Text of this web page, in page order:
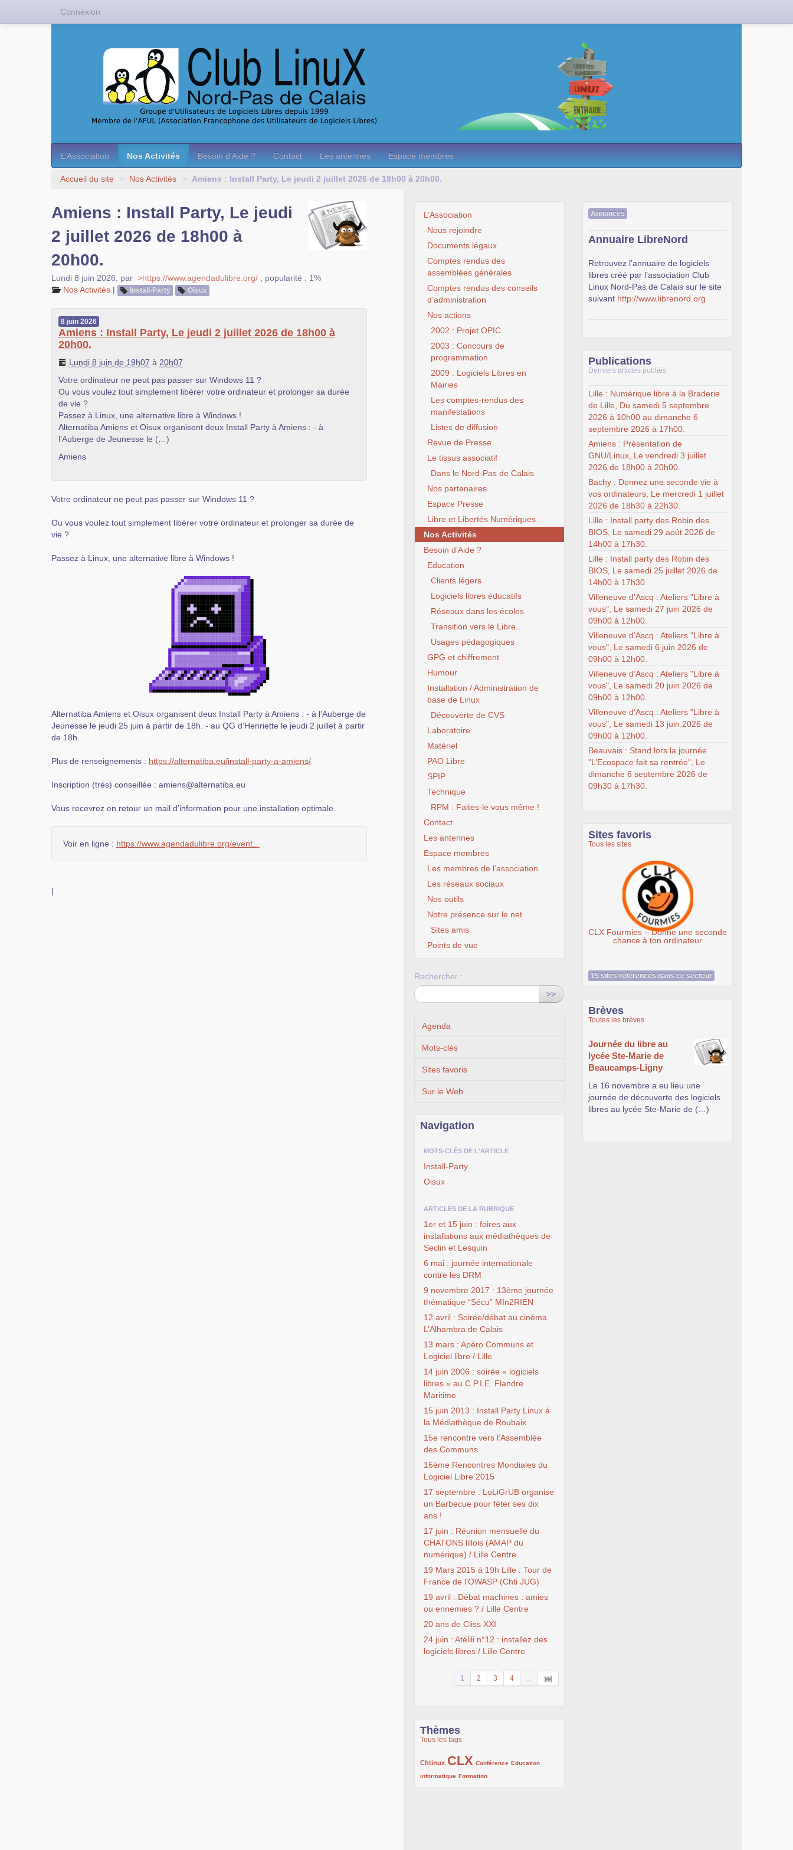
L’Association Nos Activités Besoin d’Aide ? Contact Les antennes Espace membres
Accueil du site > Nos Activités > Amiens : Install Party, Le jeudi 2 juillet 2026 de 18h00 à 20h00.
Amiens : Install Party, Le jeudi
2 juillet 2026 de 18h00 à
20h00.
Lundi 8 juin 2026 par >https://www.agendadulibre.org/
popularité : 1%
Nos Activités | Install-Party Oisux
8 juin 2026
Amiens : Install Party, Le jeudi 2 juillet 2026 de 18h00 à
20h00.
Lundi 8 juin de 19h07 à 20h07
Votre ordinateur ne peut pas passer sur Windows 11 ?
Ou vous voulez tout simplement libérer votre ordinateur et prolonger sa durée
de vie ?
Passez à Linux, une alternative libre à Windows !
Alternatiba Amiens et Oisux organisent deux Install Party à Amiens : - à
l’Auberge de Jeunesse le (…)
Amiens
Votre ordinateur ne peut pas passer sur Windows 11 ?
Ou vous voulez tout simplement libérer votre ordinateur et prolonger sa durée de
vie ?
Passez à Linux, une alternative libre à Windows !
Alternatiba Amiens et Oisux organisent deux Install Party à Amiens : - à l’Auberge de
Jeunesse le jeudi 25 juin à partir de 18h. - au QG d’Henriette le jeudi 2 juillet à partir
de 18h.
Plus de renseignements : https://alternatiba.eu/install-party-a-amiens/
Inscription (très) conseillée : amiens@alternatiba.eu
Vous recevrez en retour un mail d’information pour une installation optimale.
Voir en ligne : https://www.agendadulibre.org/event...
|
L’Association
Nous rejoindre
Documents légaux
Comptes rendus des
assemblées générales
Comptes rendus des conseils
d’administration
Nos actions
2002 : Projet OPIC
2003 : Concours de
programmation
2009 : Logiciels Libres en
Mairies
Les comptes-rendus des
manifestations
Listes de diffusion
Revue de Presse
Le tissus associatif
Dans le Nord-Pas de Calais
Nos partenaires
Espace Presse
Libre et Libertés Numériques
Nos Activités
Besoin d’Aide ?
Education
Clients légers
Logiciels libres éducatifs
Réseaux dans les écoles
Transition vers le Libre...
Usages pédagogiques
GPG et chiffrement
Humour
Installation / Administration de
base de Linux
Découverte de CVS
Laboratoire
Matériel
PAO Libre
SPIP
Technique
RPM : Faites-le vous même !
Contact
Les antennes
Espace membres
Les membres de l’association
Les réseaux sociaux
Nos outils
Notre présence sur le net
Sites amis
Points de vue
Rechercher :
>>
Agenda
Mots-clés
Sites favoris
Sur le Web
Navigation
MOTS-CLÉS DE L'ARTICLE
Install-Party
Oisux
ARTICLES DE LA RUBRIQUE
1er et 15 juin : foires aux
installations aux médiathèques de
Seclin et Lesquin
6 mai : journée internationale
contre les DRM
9 novembre 2017 : 13ème journée
thématique “Sécu” MIn2RIEN
12 avril : Soirée/débat au cinéma
L’Alhambra de Calais
13 mars : Apéro Communs et
Logiciel libre / Lille
14 juin 2006 : soirée « logiciels
libres » au C.P.I.E. Flandre
Maritime
15 juin 2013 : Install Party Linux à
la Médiathèque de Roubaix
15e rencontre vers l’Assemblée
des Communs
16ème Rencontres Mondiales du
Logiciel Libre 2015
17 septembre : LoLiGrUB organise
un Barbecue pour fêter ses dix
ans !
17 juin : Réunion mensuelle du
CHATONS lillois (AMAP du
numérique) / Lille Centre
19 Mars 2015 à 19h Lille : Tour de
France de l’OWASP (Chti JUG)
19 avril : Débat machines : amies
ou ennemies ? / Lille Centre
20 ans de Cliss XXI
24 juin : Atélili n°12 : installez des
logiciels libres / Lille Centre
1 2 3 4 ...
Thèmes
Tous les tags
Chtinux
222/1002CLX
1002/1002 Conférence
132/1002
Education
informatique
119/1002 Formation
168/1002
Annonces
Annuaire LibreNord
Retrouvez l’annuaire de logiciels
libres créé par l’association Club
Linux Nord-Pas de Calais sur le site
suivant http://www.librenord.org
Publications
Derniers articles publiés
Lille : Numérique libre à la Braderie
de Lille, Du samedi 5 septembre
2026 à 10h00 au dimanche 6
septembre 2026 à 17h00.
Amiens : Présentation de
GNU/Linux, Le vendredi 3 juillet
2026 de 18h00 à 20h00.
Bachy : Donnez une seconde vie à
vos ordinateurs, Le mercredi 1 juillet
2026 de 18h30 à 22h30.
Lille : Install party des Robin des
BIOS, Le samedi 29 août 2026 de
14h00 à 17h30.
Lille : Install party des Robin des
BIOS, Le samedi 25 juillet 2026 de
14h00 à 17h30.
Villeneuve d’Ascq : Ateliers "Libre à
vous", Le samedi 27 juin 2026 de
09h00 à 12h00.
Villeneuve d’Ascq : Ateliers "Libre à
vous", Le samedi 6 juin 2026 de
09h00 à 12h00.
Villeneuve d’Ascq : Ateliers "Libre à
vous", Le samedi 20 juin 2026 de
09h00 à 12h00.
Villeneuve d’Ascq : Ateliers "Libre à
vous", Le samedi 13 juin 2026 de
09h00 à 12h00.
Beauvais : Stand lors la journée
"L’Ecospace fait sa rentrée", Le
dimanche 6 septembre 2026 de
09h30 à 17h30.
Sites favoris
Tous les sites
CLX Fourmies – Donne une seconde
chance à ton ordinateur
Ateliers du Libre à Roubaix
15 sites référencés dans ce secteur
Brèves
Toutes les brèves
Journée du libre au
lycée Ste-Marie de
Beaucamps-Ligny
Le 16 novembre a eu lieu une
journée de découverte des logiciels
libres au lycée Ste-Marie de (…)
Connexion